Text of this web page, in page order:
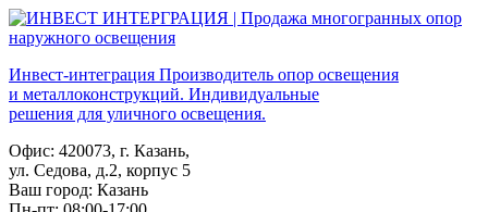
Инвест-интеграция Производитель опор освещения
и металлоконструкций. Индивидуальные
решения для уличного освещения.
Офис: 420073, г. Казань,
ул. Седова, д.2, корпус 5
Ваш город: Казань